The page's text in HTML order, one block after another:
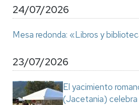
24/07/2026
Mesa redonda: «Libros y
23/07/2026
El yacimiento
(Jacetania)